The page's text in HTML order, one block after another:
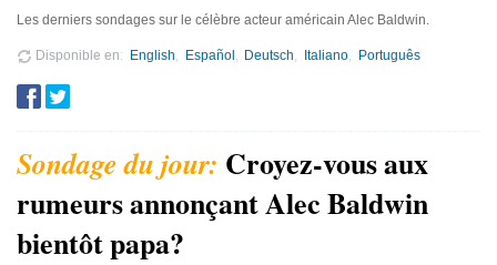
Les derniers sondages sur le célèbre acteur américain Alec Baldwin.
Disponible en English Español Deutsch Italiano Português
Croyez-vous aux
rumeurs annonçant Alec Baldwin
bientôt papa?